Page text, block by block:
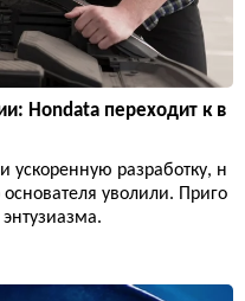
Hondata переходит к в
разработку, н
уволили. Приго